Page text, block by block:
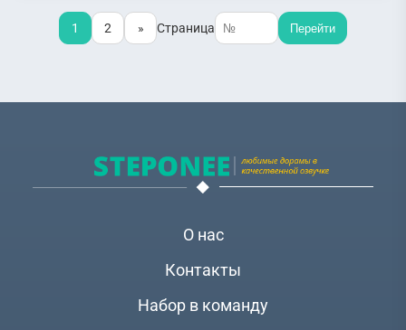
1 2 » Страница Перейти
О нас
Контакты
Набор в команду